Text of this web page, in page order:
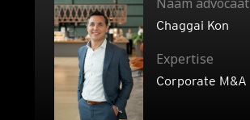
Chag­gai Kon
Expertise
Corporate M&A